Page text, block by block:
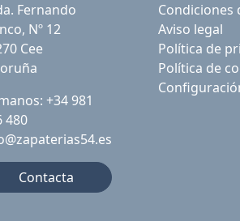
Fernando
Nº 12
Cee
+34 981
480
Contacta
Condiciones
Aviso legal
Política de
Política de